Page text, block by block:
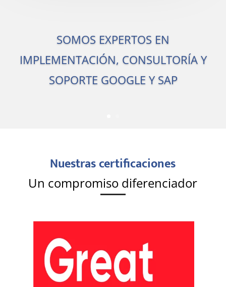
SOMOS EXPERTOS EN
IMPLEMENTACIÓN, CONSULTORÍA Y
SOPORTE GOOGLE Y SAP
Nuestras certificaciones
Un compromiso diferenciador